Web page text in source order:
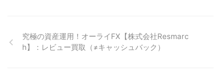
究極の資産運用！オーライFX【株式会社Resmarc
h】：レビュー買取（≠キャッシュバック）